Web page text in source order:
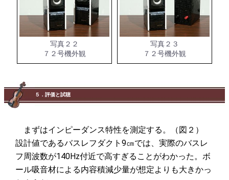
写真２２
７２号機外観
写真２３
７２号機外観
５．評価と試聴
まずはインピーダンス特性を測定する。（図２）
設計値であるバスレフダクト9㎝では、実際のバスレ
フ周波数が140Hz付近で高すぎることがわかった。ボ
ール吸音材による内容積減少量が想定よりも大きかっ